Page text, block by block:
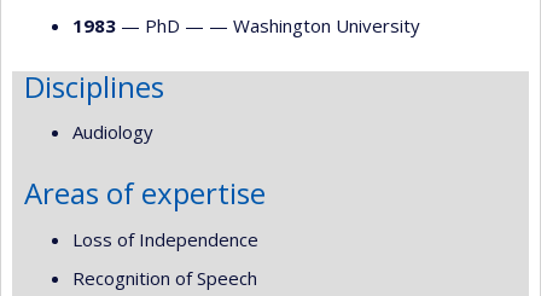
1983 — PhD — — Washington University
Disciplines
Audiology
Areas of expertise
Loss of Independence
Recognition of Speech